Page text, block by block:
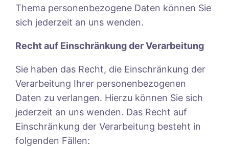
Thema personenbezogene Daten können Sie
sich jederzeit an uns wenden.
Recht auf Einschränkung der Verarbeitung
Sie haben das Recht, die Einschränkung der
Verarbeitung Ihrer personenbezogenen
Daten zu verlangen. Hierzu können Sie sich
jederzeit an uns wenden. Das Recht auf
Einschränkung der Verarbeitung besteht in
folgenden Fällen: